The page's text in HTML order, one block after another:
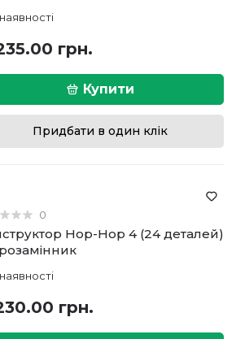
грн.
Купити
Придбати в один клік
0
Hop-Hop 4 (24 деталей)
грн.